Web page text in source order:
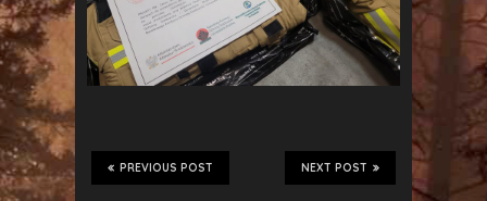
NEXT POST
PREVIOUS POST